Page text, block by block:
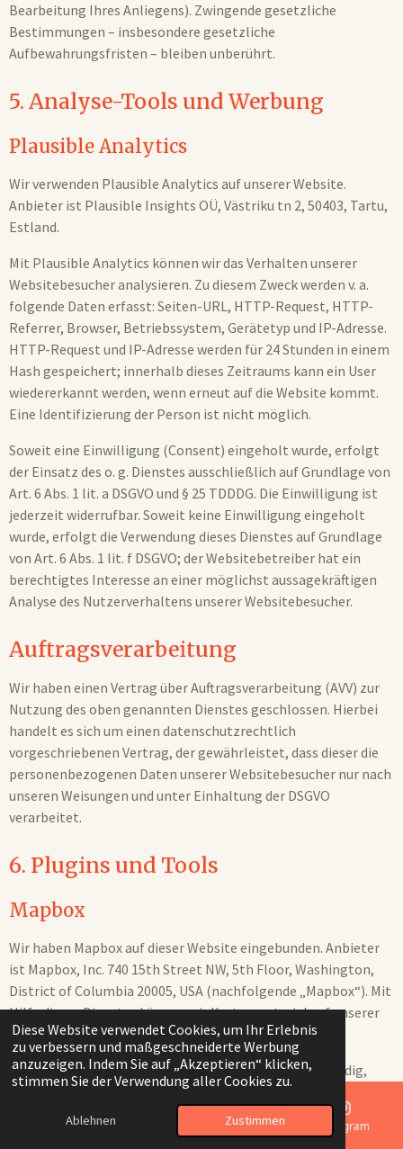
Diese Website verwendet Cookies, um Ihr Erlebnis
zu verbessern und maßgeschneiderte Werbung
anzuzeigen. Indem Sie auf „Akzeptieren“ klicken,
stimmen Sie der Verwendung aller Cookies zu.
Ablehnen Zustimmen
Bearbeitung Ihres Anliegens). Zwingende gesetzliche
Bestimmungen – insbesondere gesetzliche
Aufbewahrungsfristen – bleiben unberührt.
5. Analyse-Tools und Werbung
Plausible Analytics
Wir verwenden Plausible Analytics auf unserer Website.
Anbieter ist Plausible Insights OÜ, Västriku tn 2, 50403, Tartu,
Estland.
Mit Plausible Analytics können wir das Verhalten unserer
Websitebesucher analysieren. Zu diesem Zweck werden v. a.
folgende Daten erfasst: Seiten-URL, HTTP-Request, HTTP-
Referrer, Browser, Betriebssystem, Gerätetyp und IP-Adresse.
HTTP-Request und IP-Adresse werden für 24 Stunden in einem
Hash gespeichert; innerhalb dieses Zeitraums kann ein User
wiedererkannt werden, wenn erneut auf die Website kommt.
Eine Identifizierung der Person ist nicht möglich.
Soweit eine Einwilligung (Consent) eingeholt wurde, erfolgt
der Einsatz des o. g. Dienstes ausschließlich auf Grundlage von
Art. 6 Abs. 1 lit. a DSGVO und § 25 TDDDG. Die Einwilligung ist
jederzeit widerrufbar. Soweit keine Einwilligung eingeholt
wurde, erfolgt die Verwendung dieses Dienstes auf Grundlage
von Art. 6 Abs. 1 lit. f DSGVO; der Websitebetreiber hat ein
berechtigtes Interesse an einer möglichst aussagekräftigen
Analyse des Nutzerverhaltens unserer Websitebesucher.
Auftragsverarbeitung
Wir haben einen Vertrag über Auftragsverarbeitung (AVV) zur
Nutzung des oben genannten Dienstes geschlossen. Hierbei
handelt es sich um einen datenschutzrechtlich
vorgeschriebenen Vertrag, der gewährleistet, dass dieser die
personenbezogenen Daten unserer Websitebesucher nur nach
unseren Weisungen und unter Einhaltung der DSGVO
verarbeitet.
6. Plugins und Tools
Mapbox
Wir haben Mapbox auf dieser Website eingebunden. Anbieter
ist Mapbox, Inc. 740 15th Street NW, 5th Floor, Washington,
District of Columbia 20005, USA (nachfolgende „Mapbox“). Mit
Hilfe dieses Dienstes können wir Kartenmaterial auf unserer
Website einbinden.
Zur Nutzung der Funktionen von Mapbox ist es notwendig,
Ihre IP-Adresse, Ihre User Agent und noch weitere Daten zu
speichern. Diese Informationen werden in der Regel an einen
Server von Microsoft in den USA übertragen und dort
E-Mail Karte Instagram